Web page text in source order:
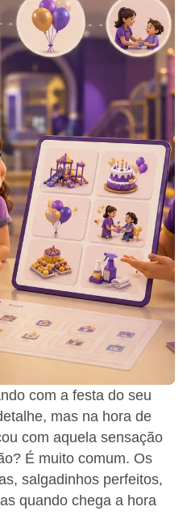
com a festa do seu
mas na hora de
com aquela sensação
É muito comum. Os
salgadinhos perfeitos,
quando chega a hora